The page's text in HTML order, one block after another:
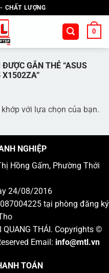
CHẤT LƯỢNG
0
GẮN THẺ “ASUS
X1502ZA”
với lựa chọn của bạn.
NGHIỆP
Hồng Gấm, Phường Thới
24/08/2016
tại phòng đăng ký
THÁI. Copyrights ©
Email: info@mtl.vn
TOÁN